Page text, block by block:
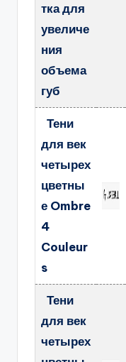
тка для
увеличе
ния
объема
губ
Тени
для век
четырех
цветны
е Ombre
4
Couleur
s
Тени
для век
четырех